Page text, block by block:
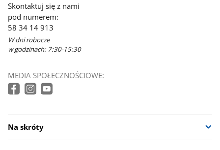
Skontaktuj się z nami
pod numerem:
58 34 14 913
W dni robocze
w godzinach: 7:30-15:30
MEDIA SPOŁECZNOŚCIOWE:
Na skróty